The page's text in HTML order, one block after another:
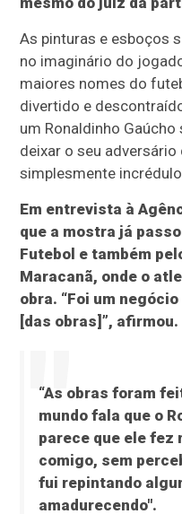
As pinturas e esboços
no imaginário do
maiores nomes do
divertido e
um Ronaldinho
deixar o seu
simplesmente
Em entrevista à
que a mostra já
Futebol e também
Maracanã, onde o
obra. “Foi um
[das obras]”, afirmou.
“As obras foram
mundo fala que o
parece que ele fez
comigo, sem
fui repintando
amadurecendo".